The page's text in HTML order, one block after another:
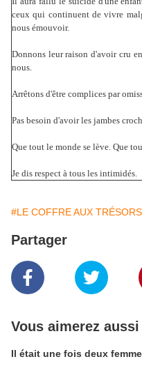
ceux qui continuent de vivre
nous émouvoir.
Donnons leur raison d'avoir cru
nous.
Arrêtons d'être complices par
Pas besoin d'avoir les jambes
Que tout le monde se lève. Que
Je dis respect à tous les intimidés.
#LE COFFRE AUX
Partager
Vous aimerez aussi
Il était une fois deux